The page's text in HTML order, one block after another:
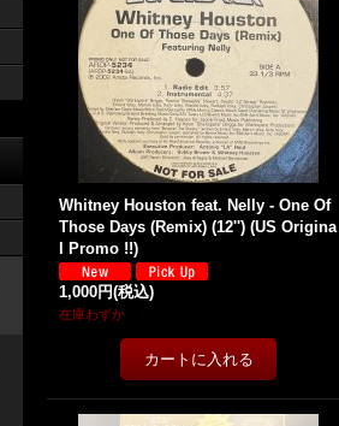
Whitney Houston feat. Nelly - One Of
Those Days (Remix) (12'') (US Origina
l Promo !!)
1,000円(税込)
在庫わずか